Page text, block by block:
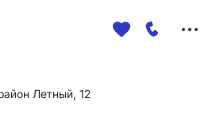
Летный, 12